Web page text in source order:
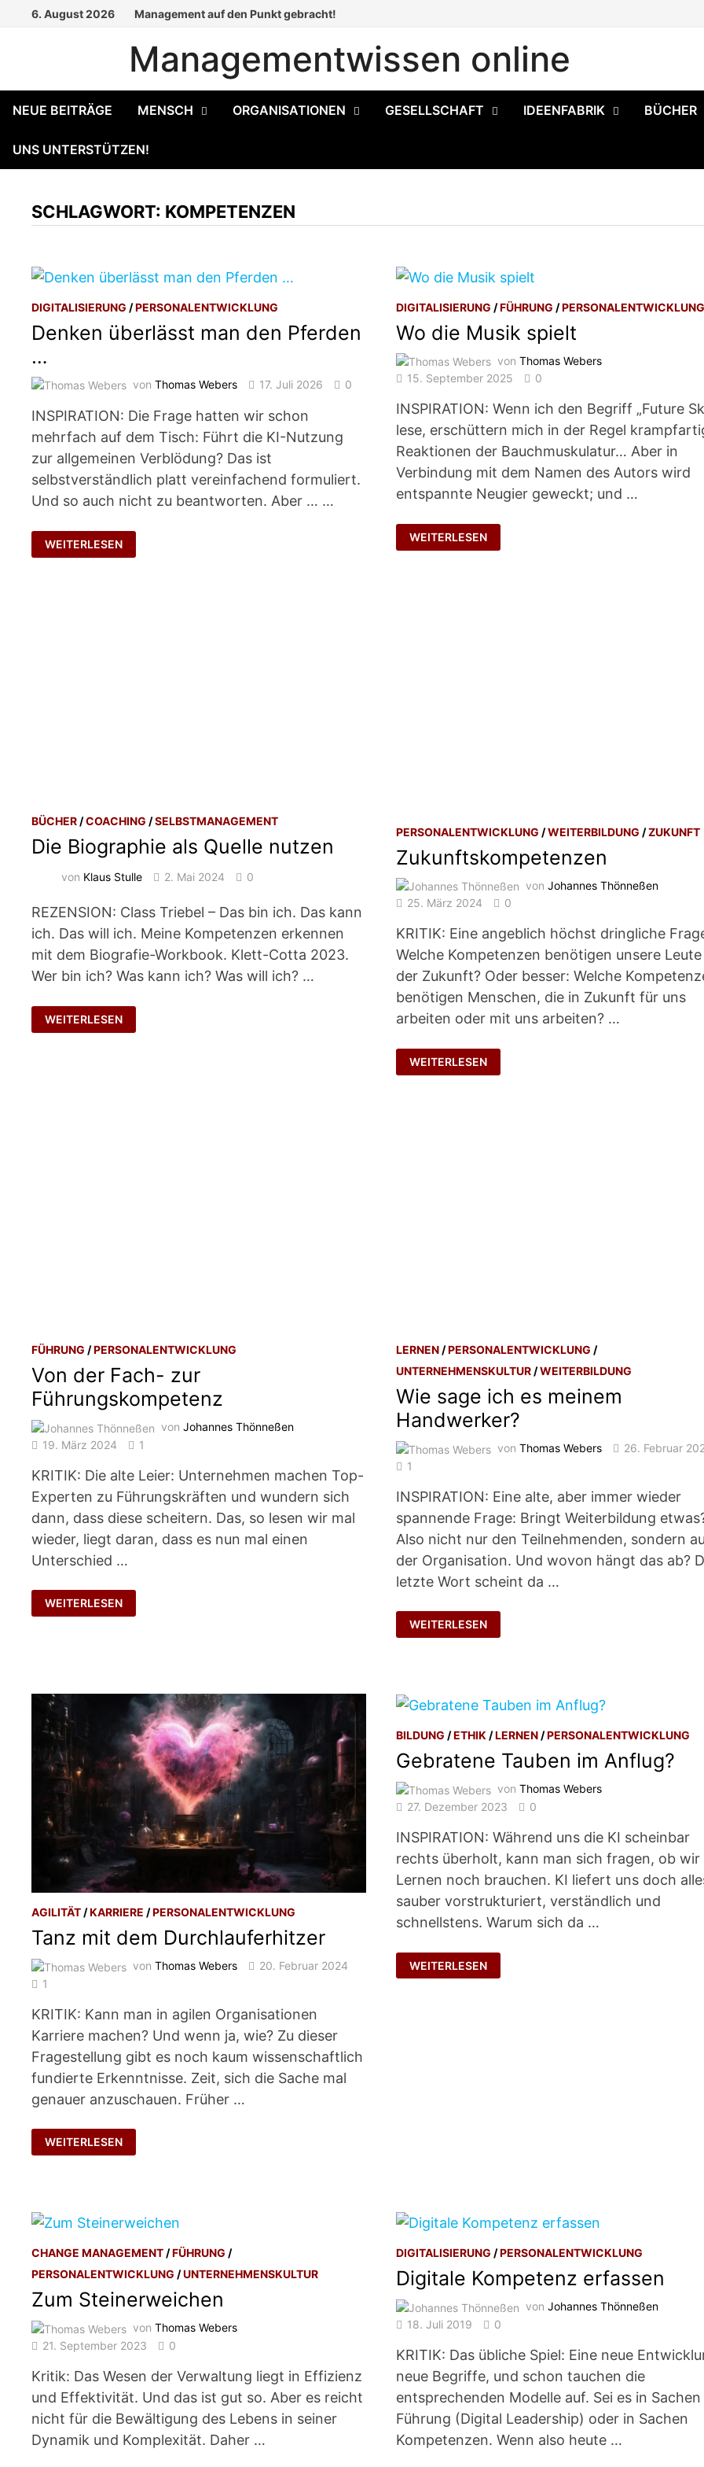
6. August 2026 Management auf den Punkt gebracht!
Managementwissen online
NEUE BEITRÄGE MENSCH ORGANISATIONEN GESELLSCHAFT IDEENFABRIK BÜCHER
UNS UNTERSTÜTZEN!
SCHLAGWORT: KOMPETENZEN
DIGITALISIERUNG /PERSONALENTWICKLUNG
Denken überlässt man den Pferden
…
vonThomas Webers 17. Juli 2026 0
INSPIRATION: Die Frage hatten wir schon
mehrfach auf dem Tisch: Führt die KI-Nutzung
zur allgemeinen Verblödung? Das ist
selbstverständlich platt vereinfachend formuliert.
Und so auch nicht zu beantworten. Aber … …
DENKEN
ÜBERLÄSST
MAN
WEITERLESEN
DIGITALISIERUNG /FÜHRUNG /PERSONALENTWICKLUNG
Wo die Musik spielt
vonThomas Webers
15. September 2025
0
INSPIRATION: Wenn ich den Begriff „Future
lese, erschüttern mich in der Regel
Reaktionen der Bauchmuskulatur… Aber in
Verbindung mit dem Namen des Autors wird
entspannte Neugier geweckt; und …
WO
DIE
MUSIK
WEITERLESEN
BÜCHER /COACHING /SELBSTMANAGEMENT
Die Biographie als Quelle nutzen
von Klaus Stulle 2. Mai 2024 0
REZENSION: Class Triebel – Das bin ich. Das kann
ich. Das will ich. Meine Kompetenzen erkennen
mit dem Biografie-Workbook. Klett-Cotta 2023.
Wer bin ich? Was kann ich? Was will ich? …
DIE
BIOGRAPHIE
ALS
WEITERLESEN
PERSONALENTWICKLUNG /WEITERBILDUNG /ZUKUNFT
Zukunftskompetenzen
vonJohannes Thönneßen
25. März 2024
0
KRITIK: Eine angeblich höchst dringliche
Welche Kompetenzen benötigen unsere Leute
der Zukunft? Oder besser: Welche
benötigen Menschen, die in Zukunft für uns
arbeiten oder mit uns arbeiten? …
ZUKUNFTSKOMPETENZEN
WEITERLESEN
FÜHRUNG /PERSONALENTWICKLUNG
Von der Fach- zur
Führungskompetenz
vonJohannes Thönneßen
19. März 2024
1
KRITIK: Die alte Leier: Unternehmen machen Top-
Experten zu Führungskräften und wundern sich
dann, dass diese scheitern. Das, so lesen wir mal
wieder, liegt daran, dass es nun mal einen
Unterschied …
VON
DER
FACH-
WEITERLESEN
LERNEN /PERSONALENTWICKLUNG /
UNTERNEHMENSKULTUR /WEITERBILDUNG
Wie sage ich es meinem
Handwerker?
vonThomas Webers
26. Februar
1
INSPIRATION: Eine alte, aber immer wieder
spannende Frage: Bringt Weiterbildung
Also nicht nur den Teilnehmenden, sondern
der Organisation. Und wovon hängt das ab?
letzte Wort scheint da …
WIE
SAGE
ICH
WEITERLESEN
AGILITÄT /KARRIERE /PERSONALENTWICKLUNG
Tanz mit dem Durchlauferhitzer
vonThomas Webers
20. Februar 2024
1
KRITIK: Kann man in agilen Organisationen
Karriere machen? Und wenn ja, wie? Zu dieser
Fragestellung gibt es noch kaum wissenschaftlich
fundierte Erkenntnisse. Zeit, sich die Sache mal
genauer anzuschauen. Früher …
TANZ
MIT
DEM
WEITERLESEN
BILDUNG /ETHIK /LERNEN /PERSONALENTWICKLUNG
Gebratene Tauben im Anflug?
vonThomas Webers
27. Dezember 2023
0
INSPIRATION: Während uns die KI scheinbar
rechts überholt, kann man sich fragen, ob wir
Lernen noch brauchen. KI liefert uns doch
sauber vorstrukturiert, verständlich und
schnellstens. Warum sich da …
GEBRATENE
TAUBEN
IM
WEITERLESEN
CHANGE MANAGEMENT /FÜHRUNG /
PERSONALENTWICKLUNG /UNTERNEHMENSKULTUR
Zum Steinerweichen
vonThomas Webers
21. September 2023
0
Kritik: Das Wesen der Verwaltung liegt in Effizienz
und Effektivität. Und das ist gut so. Aber es reicht
nicht für die Bewältigung des Lebens in seiner
Dynamik und Komplexität. Daher …
DIGITALISIERUNG /PERSONALENTWICKLUNG
Digitale Kompetenz erfassen
vonJohannes Thönneßen
18. Juli 2019
0
KRITIK: Das übliche Spiel: Eine neue
neue Begriffe, und schon tauchen die
entsprechenden Modelle auf. Sei es in Sachen
Führung (Digital Leadership) oder in Sachen
Kompetenzen. Wenn also heute …